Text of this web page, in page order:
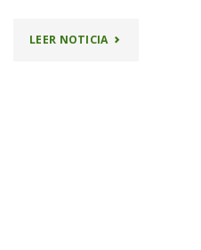
LEER NOTICIA"SALIDA